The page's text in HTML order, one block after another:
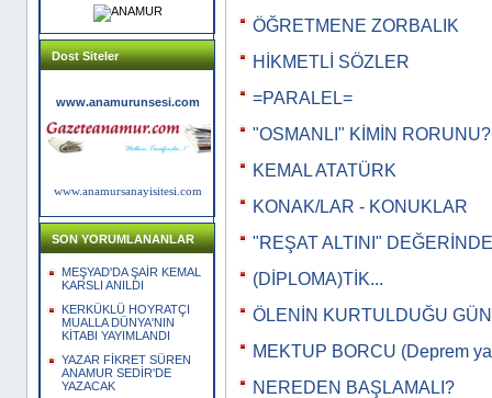
Dost Siteler
www.anamurunsesi.com
www.anamursanayisitesi.com
SON YORUMLANANLAR
MEŞYAD'DA ŞAİR KEMAL
KARSLI ANILDI
KERKÜKLÜ HOYRATÇI
MUALLA DÜNYA'NIN
KİTABI YAYIMLANDI
YAZAR FİKRET SÜREN
ANAMUR SEDİR'DE
YAZACAK
ÖĞRETMENE ZORBALIK
HİKMETLİ SÖZLER
=PARALEL=
"OSMANLI" KİMİN RORUNU?
KEMAL ATATÜRK
KONAK/LAR - KONUKLAR
"REŞAT ALTINI"
(DİPLOMA)TİK...
ÖLENİN KURTULDUĞU GÜN
MEKTUP BORCU (Deprem
NEREDEN BAŞLAMALI?